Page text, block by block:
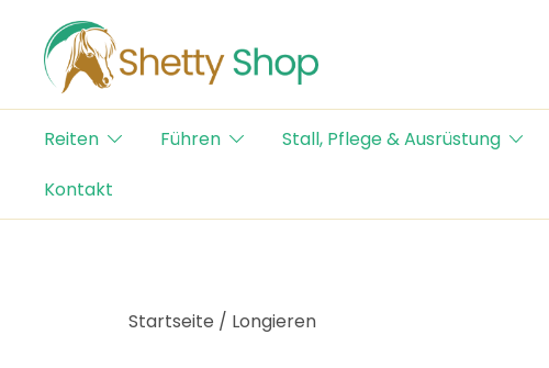
content
Shetty Shop
Der Schweizer Online Shop für Shetty-Artikel
Reiten
Führen Stall, Pflege & Ausrüstung
Kontakt
Startseite / Longieren